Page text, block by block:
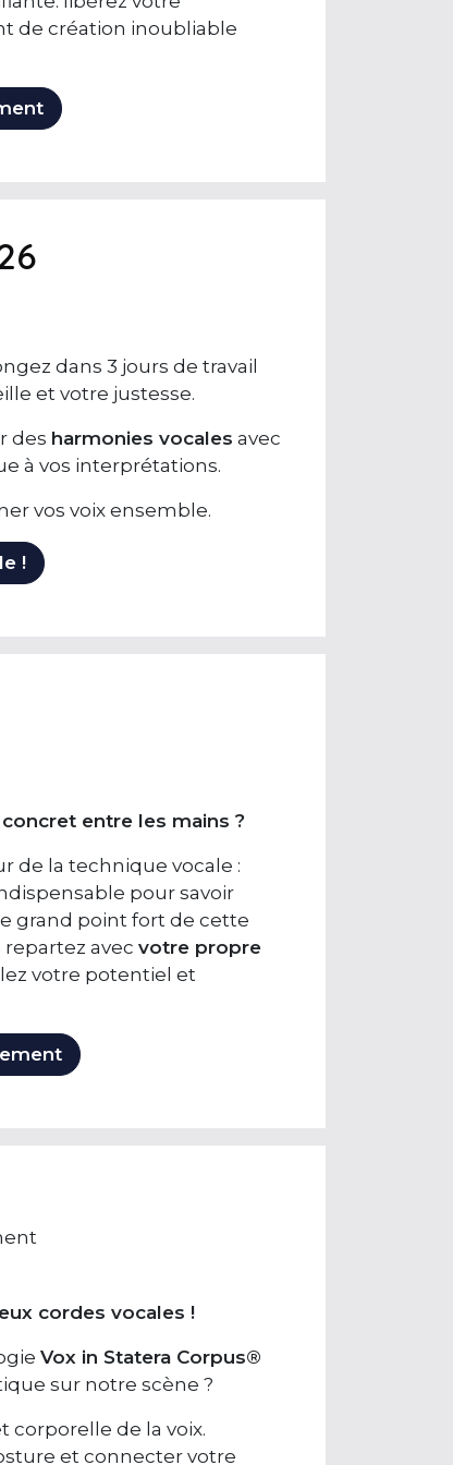
de création inoubliable
dans 3 jours de travail
et votre justesse.
des harmonies vocales avec
à vos interprétations.
vos voix ensemble.
!
entre les mains ?
de la technique vocale :
pour savoir
grand point fort de cette
avec votre propre
votre potentiel et
cordes vocales !
Vox in Statera Corpus®
sur notre scène ?
corporelle de la voix.
et connecter votre